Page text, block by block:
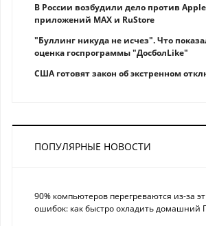
В России возбудили дело против
приложений MAX и RuStore
"Буллинг никуда не исчез". Что
оценка госпрограммы "ДосболLike"
США готовят закон об экстренном
ПОПУЛЯРНЫЕ НОВОСТИ
90% компьютеров перегреваются из-за
ошибок: как быстро охладить домашний